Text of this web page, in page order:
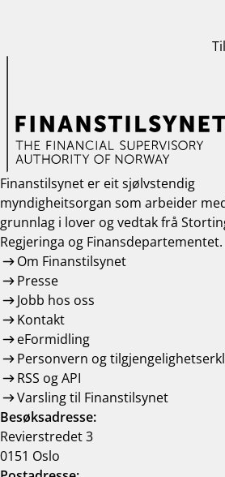
Finanstilsynet er eit sjølvstendig
myndigheitsorgan som arbeider
grunnlag i lover og vedtak frå
Regjeringa og Finansdepartementet.
Om Finanstilsynet
Presse
Jobb hos oss
Kontakt
eFormidling
Personvern og
RSS og API
Varsling til Finanstilsynet
Besøksadresse:
Revierstredet 3
0151 Oslo